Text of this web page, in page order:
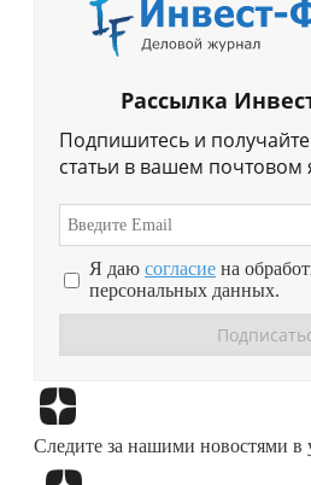
Рассылка
Подпишитесь и
статьи в вашем почтовом
Я даю согласие на
персональных данных.
Следите за нашими новостями в